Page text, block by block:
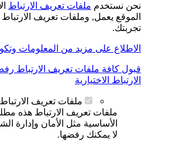
نحن نستخدم ملفات تعريف الارتباط
الموقع يعمل, وملفات تعريف الارتباط
تجربتك.
الاطلاع على مزيد من المعلومات
قبول كافة ملفات تعريف الارتباط
الارتباط الاختيارية
ملفات تعريف
ملفات تعريف الارتباط هذه
الأساسية مثل الأمان وإدارة
لا يمكنك رفضها.